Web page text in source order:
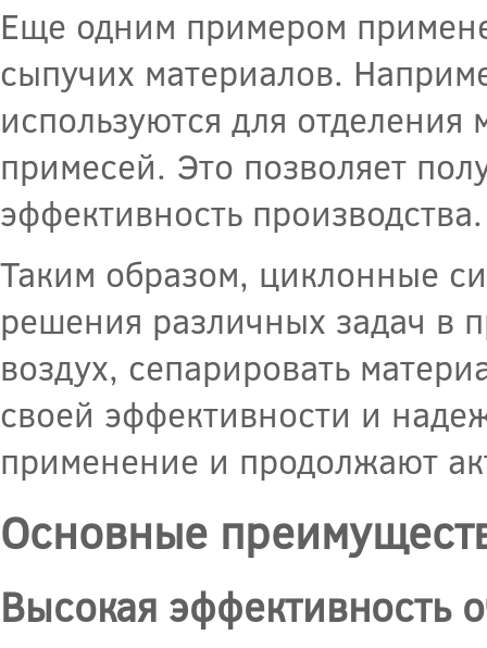
Еще одним примером
сыпучих материалов.
используются для
примесей. Это позволяет
эффективность производства.
Таким образом, циклонные
решения различных задач в
воздух, сепарировать
своей эффективности и
применение и продолжают
Основные
Высокая эффективность